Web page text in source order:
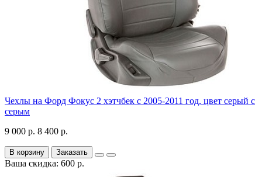
Чехлы на Форд Фокус 2 хэтчбек с 2005-2011 год, цвет серый с
серым
9 000 р. 8 400 р.
В корзину Заказать
Ваша скидка: 600 р.